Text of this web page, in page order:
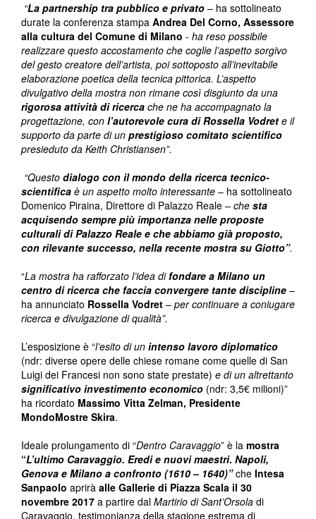
“La partnership tra pubblico e privato – ha sottolineato
durate la conferenza stampa Andrea Del Corno, Assessore
alla cultura del Comune di Milano - ha reso possibile
realizzare questo accostamento che coglie l’aspetto sorgivo
del gesto creatore dell’artista, poi sottoposto all’inevitabile
elaborazione poetica della tecnica pittorica. L’aspetto
divulgativo della mostra non rimane così disgiunto da una
rigorosa attività di ricerca che ne ha accompagnato la
progettazione, con l’autorevole cura di Rossella Vodret e il
supporto da parte di un prestigioso comitato scientifico
presieduto da Keith Christiansen”.
“Questo dialogo con il mondo della ricerca tecnico‐
scientifica è un aspetto molto interessante – ha sottolineato
Domenico Piraina, Direttore di Palazzo Reale – che sta
acquisendo sempre più importanza nelle proposte
culturali di Palazzo Reale e che abbiamo già proposto,
con rilevante successo, nella recente mostra su Giotto”.
“La mostra ha rafforzato l’idea difondare a Milano un
centro di ricerca che faccia convergere tante discipline –
ha annunciato Rossella Vodret – per continuare a coniugare
ricerca e divulgazione di qualità”.
L’esposizione è “l’esito di un intenso lavoro diplomatico
(ndr: diverse opere delle chiese romane come quelle di San
Luigi dei Francesi non sono state prestate) e di un altrettanto
significativo investimento economico (ndr: 3,5€ milioni)”
ha ricordato Massimo Vitta Zelman, Presidente
MondoMostre Skira.
Ideale prolungamento di “Dentro Caravaggio” è la mostra
“L’ultimo Caravaggio. Eredi e nuovi maestri. Napoli,
Genova e Milano a confronto (1610 – 1640)”che Intesa
Sanpaolo aprirà alle Gallerie di Piazza Scala il 30
novembre 2017 a partire dal Martirio di Sant’Orsola di
Caravaggio, testimonianza della stagione estrema di